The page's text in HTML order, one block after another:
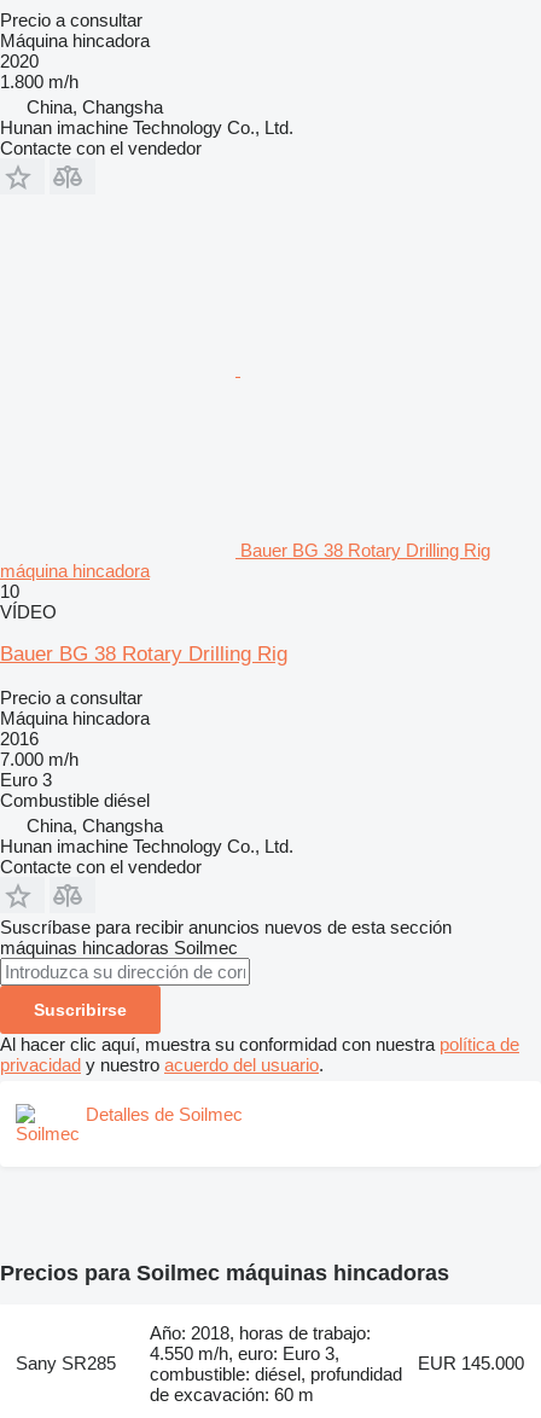
Precio a consultar
Máquina hincadora
2020
1.800 m/h
China, Changsha
Hunan imachine Technology Co., Ltd.
Contacte con el vendedor
Bauer BG 38 Rotary Drilling Rig
máquina hincadora
10
VÍDEO
Bauer BG 38 Rotary Drilling Rig
Precio a consultar
Máquina hincadora
2016
7.000 m/h
Euro 3
Combustible diésel
China, Changsha
Hunan imachine Technology Co., Ltd.
Contacte con el vendedor
Suscríbase para recibir anuncios nuevos de esta sección
máquinas hincadoras Soilmec
Suscribirse
Al hacer clic aquí, muestra su conformidad con nuestra política de
privacidad y nuestro acuerdo del usuario.
Detalles de Soilmec
Precios para Soilmec máquinas hincadoras
Sany SR285
Año: 2018, horas de trabajo:
4.550 m/h, euro: Euro 3,
combustible: diésel, profundidad
de excavación: 60 m
EUR 145.000